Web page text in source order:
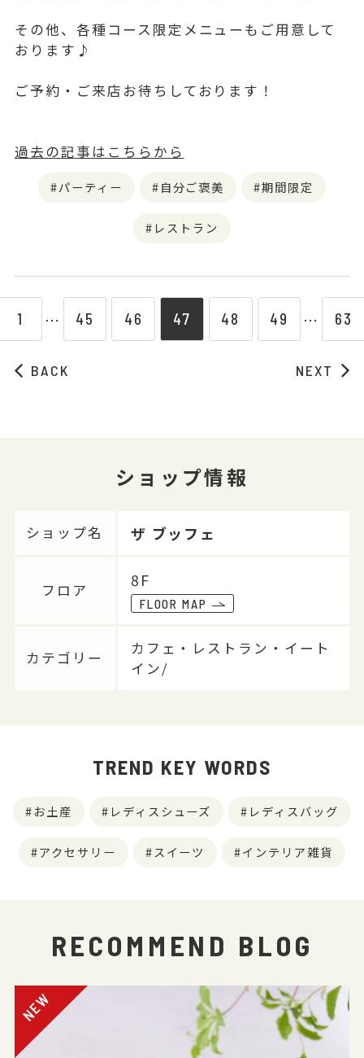
その他、各種コース限定メニューもご用意して
おります♪
ご予約・ご来店お待ちしております！
過去の記事はこちらから
パーティー 自分ご褒美 期間限定
レストラン
BACK
1 ⋯ 45 46 47 48 49 ⋯ 63
NEXT
ショップ情報
ショップ名 ザ ブッフェ
フロア
8F
FLOOR MAP
カテゴリー
カフェ・レストラン・イート
イン/
TREND KEY WORDS
お土産 レディスシューズ レディスバッグ
アクセサリー スイーツ インテリア雑貨
RECOMMEND BLOG